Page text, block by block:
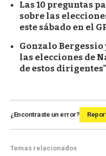
Las 10 preguntas
sobre las
este sábado en el
Gonzalo
las elecciones de
de estos dirigentes"
¿Encontraste un error?
Temas relacionados